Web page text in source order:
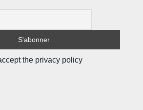
the privacy policy